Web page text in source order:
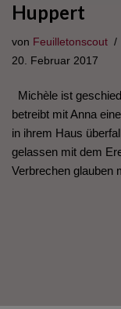
Huppert
von Feuilletonscout
20. Februar 2017
Michèle ist
betreibt mit Anna
in ihrem Haus
gelassen mit dem
Verbrechen glauben